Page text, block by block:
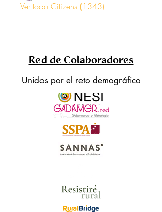
Ver todo Citizens (1343)
Red de Colaboradores
Unidos por el reto demográfico